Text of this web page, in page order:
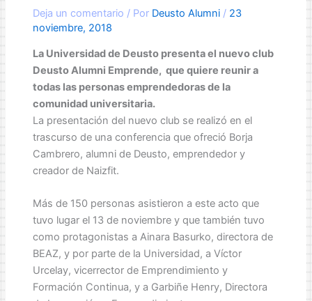
Deja un comentario / Por Deusto Alumni / 23
noviembre, 2018
La Universidad de Deusto presenta el nuevo club
Deusto Alumni Emprende, que quiere reunir a
todas las personas emprendedoras de la
comunidad universitaria.
La presentación del nuevo club se realizó en el
trascurso de una conferencia que ofreció Borja
Cambrero, alumni de Deusto, emprendedor y
creador de Naizfit.
Más de 150 personas asistieron a este acto que
tuvo lugar el 13 de noviembre y que también tuvo
como protagonistas a Ainara Basurko, directora de
BEAZ, y por parte de la Universidad, a Víctor
Urcelay, vicerrector de Emprendimiento y
Formación Continua, y a Garbiñe Henry, Directora